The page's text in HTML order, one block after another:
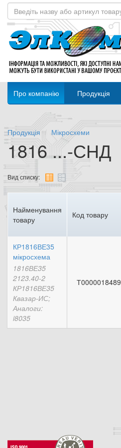
Про компанію Продукція
Продукція Мікросхеми
1816 ...-СНД
Вид списку:
Найменування
товару
Код товару
КР1816ВЕ35
мікросхема
1816ВЕ35
2123.40-2
КР1816ВЕ35
Квазар-ИС;
Аналоги:
i8035
Т0000018489